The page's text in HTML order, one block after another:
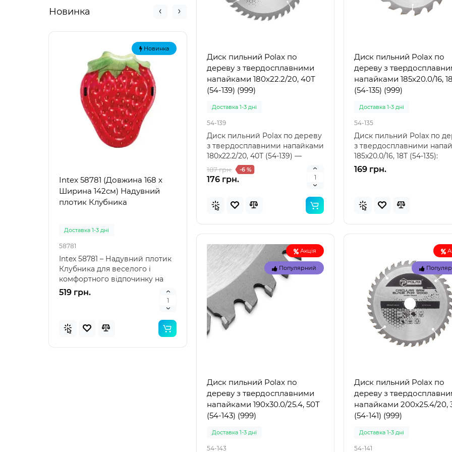
Новинка
Новинка
Intex 58781 (Довжина 168 x
Ширина 142см) Надувний
плотик Клубника
Доставка 1-3 дні
58781
Intex 58781 – Надувний плотик
Клубника для веселого і
комфортного відпочинку на
воді Intex 58781 – я..
519 грн.
Новинка
Intex 57100 (85 x 85 x 23см)
"Зелений"
57100
Intex 57100 (85 x 85 x 23 см) -
надувний дитячий басейн
"Зелений" Intex 57100 — це
класичний надувн..
476 грн.
Intex 29039 - Термо́метр
Intex 29039 – термометр
басейнів: точність і
від лідера ринку Intex
це якіс..
155 грн.
Диск пильний Polax по
дереву з твердосплавними
напайками 180x22.2/20, 40Т
(54-139) (999)
Доставка 1-3 дні
54-139
Диск пильний Polax по дереву
з твердосплавними напайками
180x22.2/20, 40Т (54-139) —
надійний вибір ..
187 грн. -6 %
176 грн.
Диск пильний Polax по
дереву з
напайками 185x20.0/16,
(54-135) (999)
Доставка 1-3 дні
54-135
Диск пильний Polax по
з твердосплавними
185x20.0/16, 18Т (54-135):
професійний вибі..
169 грн.
Акція
Популярний
Диск пильний Polax по
дереву з твердосплавними
напайками 190x30.0/25.4, 50Т
(54-143) (999)
Доставка 1-3 дні
54-143
Диск пильний Polax по
дереву з
напайками 200x25.4/20,
(54-141) (999)
Доставка 1-3 дні
54-141